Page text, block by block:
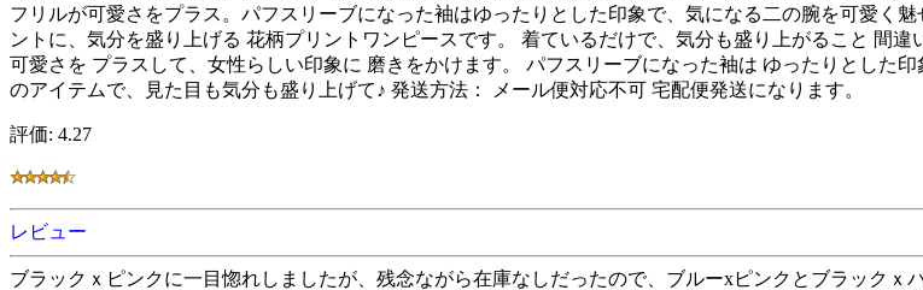
フリルが可愛さをプラス。パフスリーブになった袖はゆったりとした印象で、気になる二の腕を可愛
ントに、気分を盛り上げる 花柄プリントワンピースです。 着ているだけで、気分も盛り上がること 間
可愛さを プラスして、女性らしい印象に 磨きをかけます。 パフスリーブになった袖は ゆったりとした
のアイテムで、見た目も気分も盛り上げて♪ 発送方法： メール便対応不可 宅配便発送になります。
評価: 4.27
レビュー
ブラックｘピンクに一目惚れしましたが、残念ながら在庫なしだったので、ブルーxピンクとブラック